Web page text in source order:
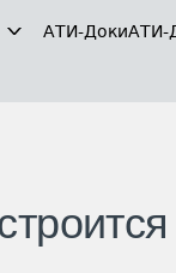
АТИ-ДокиАТИ-